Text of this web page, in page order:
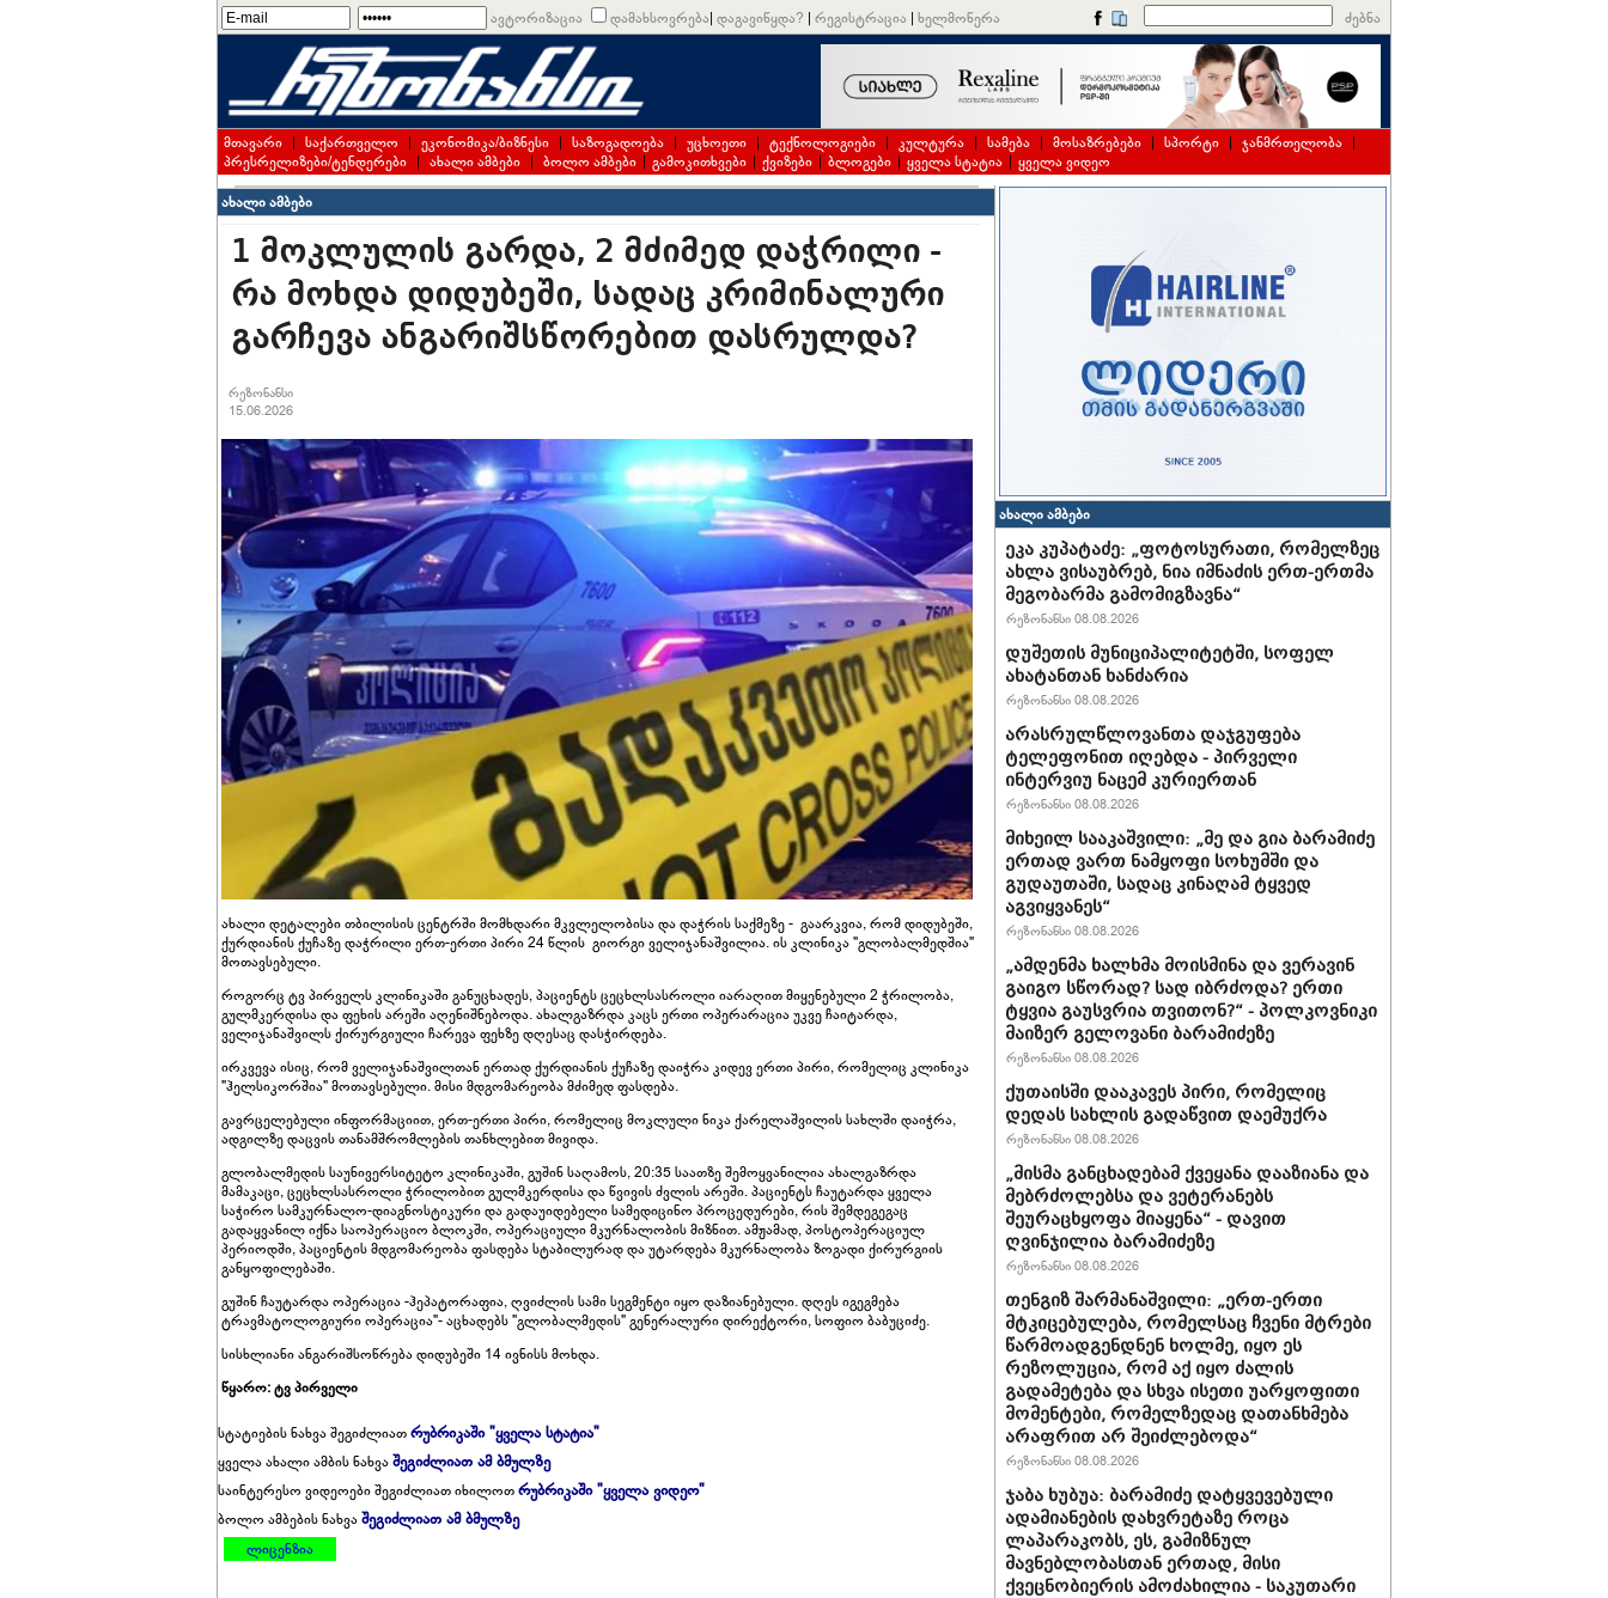
ავტორიზაცია დამახსოვრება| დაგავიწყდა? | რეგისტრაცია | ხელმოწერა ძებნა
მთავარი | საქართველო | ეკონომიკა/ბიზნესი | საზოგადოება | უცხოეთი | ტექნოლოგიები | კულტურა | სამება | მოსაზრებები | სპორტი | ჯანმრთელობა |
პრესრელიზები/ტენდერები | ახალი ამბები | ბოლო ამბები | გამოკითხვები | ქვიზები | ბლოგები | ყველა სტატია | ყველა ვიდეო
ახალი ამბები
1 მოკლულის გარდა, 2 მძიმედ დაჭრილი -
რა მოხდა დიდუბეში, სადაც კრიმინალური
გარჩევა ანგარიშსწორებით დასრულდა?
რეზონანსი
15.06.2026
ახალი დეტალები თბილისის ცენტრში მომხდარი მკვლელობისა და დაჭრის საქმეზე - გაარკვია, რომ დიდუბეში,
ქურდიანის ქუჩაზე დაჭრილი ერთ-ერთი პირი 24 წლის გიორგი ველიჯანაშვილია. ის კლინიკა "გლობალმედშია"
მოთავსებული.
როგორც ტვ პირველს კლინიკაში განუცხადეს, პაციენტს ცეცხლსასროლი იარაღით მიყენებული 2 ჭრილობა,
გულმკერდისა და ფეხის არეში აღენიშნებოდა. ახალგაზრდა კაცს ერთი ოპერარაცია უკვე ჩაიტარდა,
ველიჯანაშვილს ქირურგიული ჩარევა ფეხზე დღესაც დასჭირდება.
ირკვევა ისიც, რომ ველიჯანაშვილთან ერთად ქურდიანის ქუჩაზე დაიჭრა კიდევ ერთი პირი, რომელიც კლინიკა
"ჰელსიკორშია" მოთავსებული. მისი მდგომარეობა მძიმედ ფასდება.
გავრცელებული ინფორმაციით, ერთ-ერთი პირი, რომელიც მოკლული ნიკა ქარელაშვილის სახლში დაიჭრა,
ადგილზე დაცვის თანამშრომლების თანხლებით მივიდა.
გლობალმედის საუნივერსიტეტო კლინიკაში, გუშინ საღამოს, 20:35 საათზე შემოყვანილია ახალგაზრდა
მამაკაცი, ცეცხლსასროლი ჭრილობით გულმკერდისა და წვივის ძვლის არეში. პაციენტს ჩაუტარდა ყველა
საჭირო სამკურნალო-დიაგნოსტიკური და გადაუიდებელი სამედიცინო პროცედურები, რის შემდეგეგაც
გადაყვანილ იქნა საოპერაციო ბლოკში, ოპერაციული მკურნალობის მიზნით. ამჟამად, პოსტოპერაციულ
პერიოდში, პაციენტის მდგომარეობა ფასდება სტაბილურად და უტარდება მკურნალობა ზოგადი ქირურგიის
განყოფილებაში.
გუშინ ჩაუტარდა ოპერაცია -ჰეპატორაფია, ღვიძლის სამი სეგმენტი იყო დაზიანებული. დღეს იგეგმება
ტრავმატოლოგიური ოპერაცია"- აცხადებს "გლობალმედის" გენერალური დირექტორი, სოფიო ბაბუციძე.
სისხლიანი ანგარიშსოწრება დიდუბეში 14 ივნისს მოხდა.
წყარო: ტვ პირველი
სტატიების ნახვა შეგიძლიათრუბრიკაში "ყველა სტატია"
ყველა ახალი ამბის ნახვაშეგიძლიათ ამ ბმულზე
საინტერესო ვიდეოები შეგიძლიათ იხილოთრუბრიკაში "ყველა ვიდეო"
ბოლო ამბების ნახვაშეგიძლიათ ამ ბმულზე
ლიცენზია
ახალი ამბები
ეკა კუპატაძე: „ფოტოსურათი, რომელზეც
ახლა ვისაუბრებ, ნია იმნაძის ერთ-ერთმა
მეგობარმა გამომიგზავნა“
რეზონანსი 08.08.2026
დუშეთის მუნიციპალიტეტში, სოფელ
ახატანთან ხანძარია
რეზონანსი 08.08.2026
არასრულწლოვანთა დაჯგუფება
ტელეფონით იღებდა - პირველი
ინტერვიუ ნაცემ კურიერთან
რეზონანსი 08.08.2026
მიხეილ სააკაშვილი: „მე და გია ბარამიძე
ერთად ვართ ნამყოფი სოხუმში და
გუდაუთაში, სადაც კინაღამ ტყვედ
აგვიყვანეს“
რეზონანსი 08.08.2026
„ამდენმა ხალხმა მოისმინა და ვერავინ
გაიგო სწორად? სად იბრძოდა? ერთი
ტყვია გაუსვრია თვითონ?“ - პოლკოვნიკი
მაიზერ გელოვანი ბარამიძეზე
რეზონანსი 08.08.2026
ქუთაისში დააკავეს პირი, რომელიც
დედას სახლის გადაწვით დაემუქრა
რეზონანსი 08.08.2026
„მისმა განცხადებამ ქვეყანა დააზიანა და
მებრძოლებსა და ვეტერანებს
შეურაცხყოფა მიაყენა“ - დავით
ღვინჯილია ბარამიძეზე
რეზონანსი 08.08.2026
თენგიზ შარმანაშვილი: „ერთ-ერთი
მტკიცებულება, რომელსაც ჩვენი მტრები
წარმოადგენდნენ ხოლმე, იყო ეს
რეზოლუცია, რომ აქ იყო ძალის
გადამეტება და სხვა ისეთი უარყოფითი
მომენტები, რომელზედაც დათანხმება
არაფრით არ შეიძლებოდა“
რეზონანსი 08.08.2026
ჯაბა ხუბუა: ბარამიძე დატყვევებული
ადამიანების დახვრეტაზე როცა
ლაპარაკობს, ეს, გამიზნულ
მავნებლობასთან ერთად, მისი
ქვეცნობიერის ამოძახილია - საკუთარი